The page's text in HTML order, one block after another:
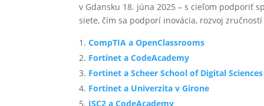
v Gdansku 18. júna 2025 – s cieľom podporiť
siete, čím sa podporí inovácia, rozvoj
CompTIA a OpenClassrooms
Fortinet a CodeAcademy
Fortinet a Scheer School of Digital
Fortinet a Univerzita v Girone
ISC2 a CodeAcademy